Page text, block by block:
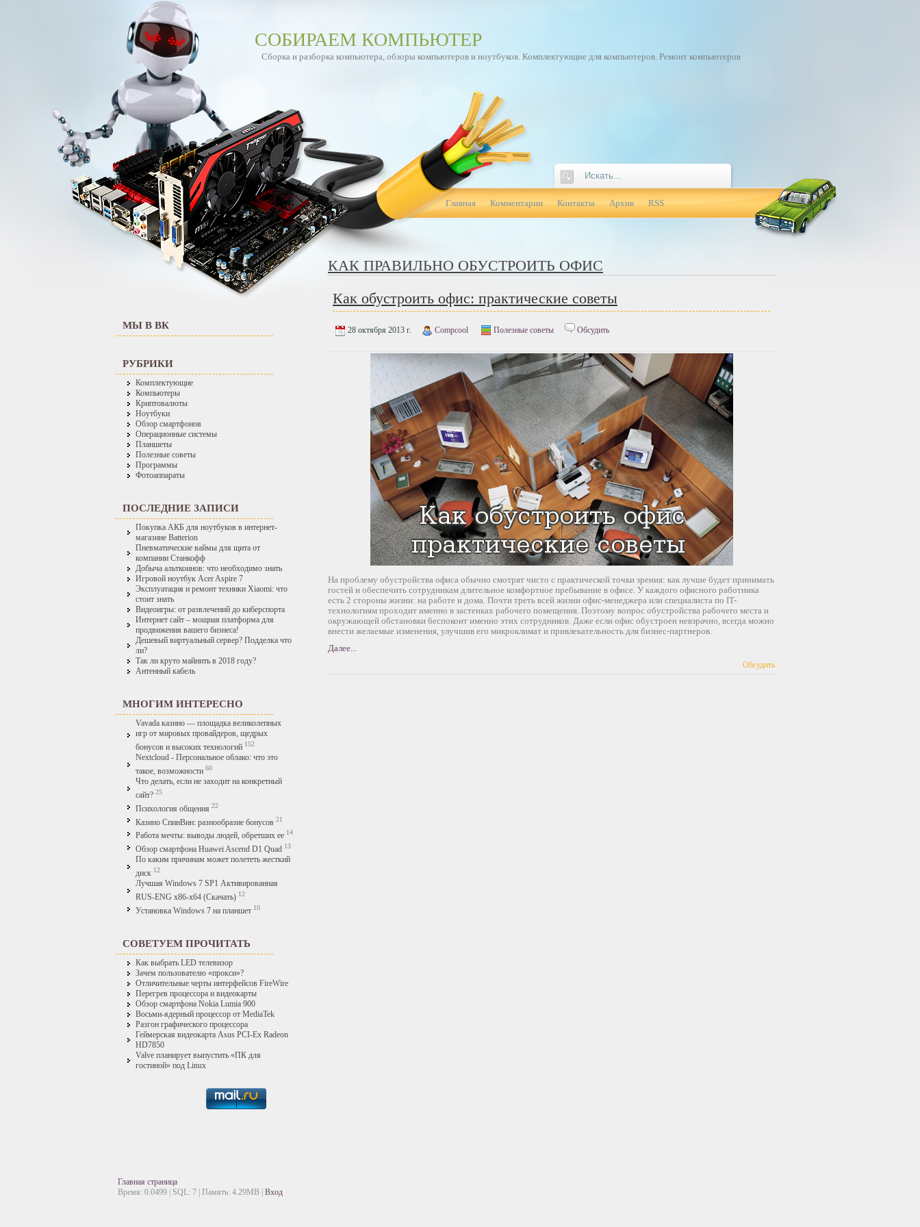
СОБИРАЕМ КОМПЬЮТЕР
Сборка и разборка компьютера, обзоры компьютеров и ноутбуков. Комплектующие для компьютеров. Ремонт компьютеров
Главная Комментарии Контакты Архив RSS
МЫ В ВК
РУБРИКИ
Комплектующие
Компьютеры
Криптовалюты
Ноутбуки
Обзор смартфонов
Операционные системы
Планшеты
Полезные советы
Программы
Фотоаппараты
ПОСЛЕДНИЕ ЗАПИСИ
Покупка АКБ для ноутбуков в интернет-
магазине Batterion
Пневматические ваймы для щита от
компании Станкофф
Добыча альткоинов: что необходимо знать
Игровой ноутбук Acer Aspire 7
Эксплуатация и ремонт техники Xiaomi: что
стоит знать
Видеоигры: от развлечений до киберспорта
Интернет сайт – мощная платформа для
продвижения вашего бизнеса!
Дешевый виртуальный сервер? Подделка что
ли?
Так ли круто майнить в 2018 году?
Антенный кабель
МНОГИМ ИНТЕРЕСНО
Vavada казино — площадка великолепных
игр от мировых провайдеров, щедрых
бонусов и высоких технологий 152
Nextcloud - Персональное облако: что это
такое, возможности 60
Что делать, если не заходит на конкретный
сайт? 25
Психология общения 22
Казино СпинВин: разнообразие бонусов 21
Работа мечты: выводы людей, обретших ее 14
Обзор смартфона Huawei Ascend D1 Quad 13
По каким причинам может полететь жесткий
диск 12
Лучшая Windows 7 SP1 Активированная
RUS-ENG x86-x64 (Скачать) 12
Установка Windows 7 на планшет 10
СОВЕТУЕМ ПРОЧИТАТЬ
Как выбрать LED телевизор
Зачем пользователю «прокси»?
Отличительные черты интерфейсов FireWire
Перегрев процессора и видеокарты
Обзор смартфона Nokia Lumia 900
Восьми-ядерный процессор от MediaTek
Разгон графического процессора
Геймерская видеокарта Asus PCI-Ex Radeon
HD7850
Valve планирует выпустить «ПК для
гостиной» под Linux
КАК ПРАВИЛЬНО ОБУСТРОИТЬ ОФИС
Как обустроить офис: практические советы
28 октября 2013 г. Compcool Полезные советы Обсудить
На проблему обустройства офиса обычно смотрят чисто с практической точки зрения: как лучше будет принимать
гостей и обеспечить сотрудникам длительное комфортное пребывание в офисе. У каждого офисного работника
есть 2 стороны жизни: на работе и дома. Почти треть всей жизни офис-менеджера или специалиста по IT-
технологиям проходит именно в застенках рабочего помещения. Поэтому вопрос обустройства рабочего места и
окружающей обстановки беспокоит именно этих сотрудников. Даже если офис обустроен невзрачно, всегда можно
внести желаемые изменения, улучшив его микроклимат и привлекательность для бизнес-партнеров.
Далее...
Обсудить
Главная страница
Время: 0.0499 | SQL: 7 | Память: 4.29MB Вход